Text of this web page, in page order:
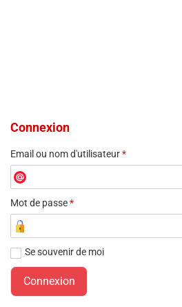
Connexion
Email ou nom d'utilisateur*
Mot de passe*
Se souvenir de moi